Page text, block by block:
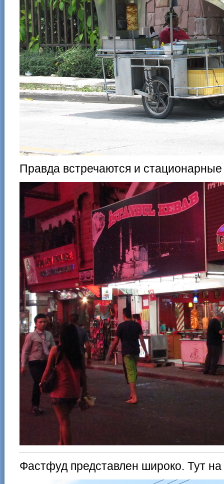
Правда встречаются и
Фастфуд представлен широко. Тут